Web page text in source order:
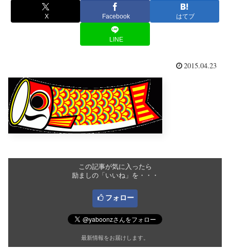
X Facebook はてブ
LINE
2015.04.23
この記事が気に入ったら
励ましの「いいね」を・・・
フォロー
最新情報をお届けします。